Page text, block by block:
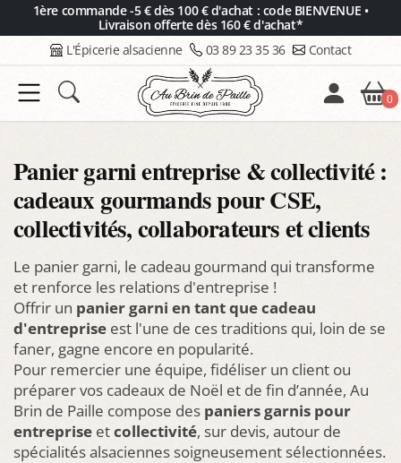
1ère commande -5 € dès 100 € d'achat : code BIENVENUE •
Livraison offerte dès 160 € d'achat*
L'Épicerie alsacienne 03 89 23 35 36 Contact
0
Panier garni entreprise & collectivité :
cadeaux gourmands pour CSE,
collectivités, collaborateurs et clients
Le panier garni, le cadeau gourmand qui transforme
et renforce les relations d'entreprise !
Offrir un panier garni en tant que cadeau
d'entreprise est l'une de ces traditions qui, loin de se
faner, gagne encore en popularité.
Pour remercier une équipe, fidéliser un client ou
préparer vos cadeaux de Noël et de fin d’année, Au
Brin de Paille compose des paniers garnis pour
entreprise etcollectivité, sur devis, autour de
spécialités alsaciennes soigneusement sélectionnées.
Panneau de gestion des cookies